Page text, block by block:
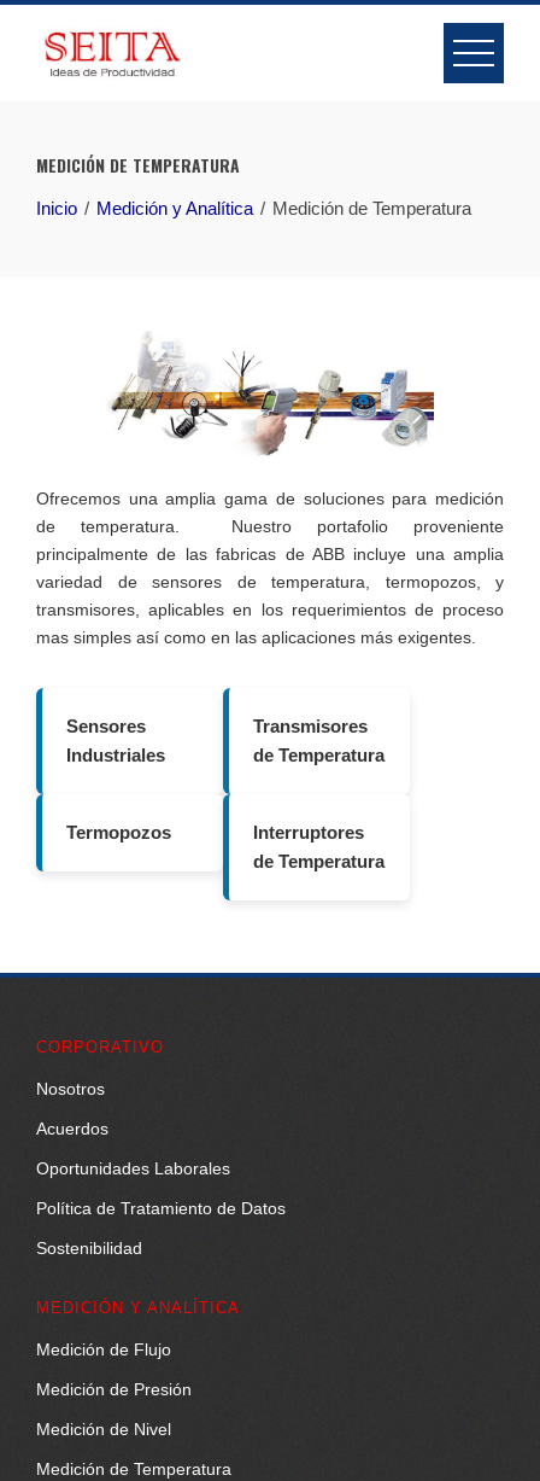
content
MEDICIÓN DE TEMPERATURA
Inicio Medición y Analítica Medición de Temperatura
Ofrecemos una amplia gama de soluciones para medición
de temperatura. Nuestro portafolio proveniente
principalmente de las fabricas de ABB incluye una amplia
variedad de sensores de temperatura, termopozos, y
transmisores, aplicables en los requerimientos de proceso
mas simples así como en las aplicaciones más exigentes.
Sensores
Industriales
Transmisores
de Temperatura
Termopozos
Interruptores
de Temperatura
CORPORATIVO
Nosotros
Acuerdos
Oportunidades Laborales
Política de Tratamiento de Datos
Sostenibilidad
MEDICIÓN Y ANALÍTICA
Medición de Flujo
Medición de Presión
Medición de Nivel
Medición de Temperatura